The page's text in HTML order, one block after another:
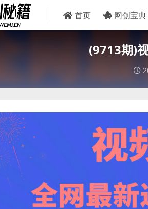
首页 网创宝典
(9713期)